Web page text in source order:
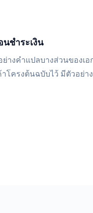
ชำระเงิน
างคำแปลบางส่วนของเอ
าโครงต้นฉบับไว้ มีตัวอย่า